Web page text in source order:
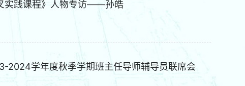
实践课程》人物专访——孙皓
2024学年度秋季学期班主任导师辅导员联席会